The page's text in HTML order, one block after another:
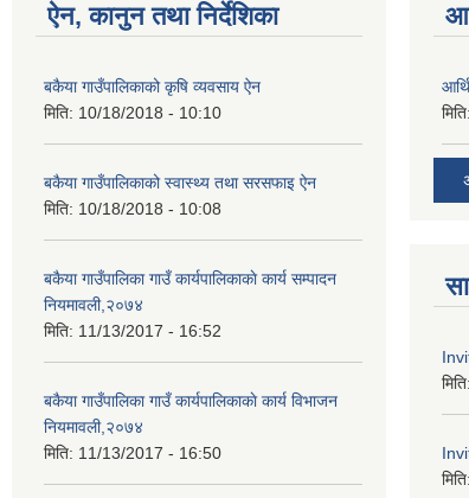
ऐन, कानुन तथा निर्देशिका
बकैया गाउँपालिकाको कृषि व्यवसाय ऐन
मिति: 10/18/2018 - 10:10
बकैया गाउँपालिकाको स्वास्थ्य तथा सरसफाइ ऐन
मिति: 10/18/2018 - 10:08
बकैया गाउँपालिका गाउँ कार्यपालिकाकाे कार्य सम्पादन
नियमावली,२०७४
मिति: 11/13/2017 - 16:52
बकैया गाउँपालिका गाउँ कार्यपालिकाकाे कार्य विभाजन
नियमावली,२०७४
मिति: 11/13/2017 - 16:50
मिति:
मिति:
मिति: